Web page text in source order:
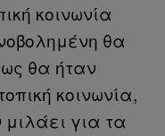
κοινωνία
θα
θα ήταν
κοινωνία,
για τα